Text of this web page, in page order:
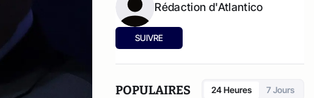
Rédaction d'Atlantico
SUIVRE
POPULAIRES 24 Heures 7 Jours